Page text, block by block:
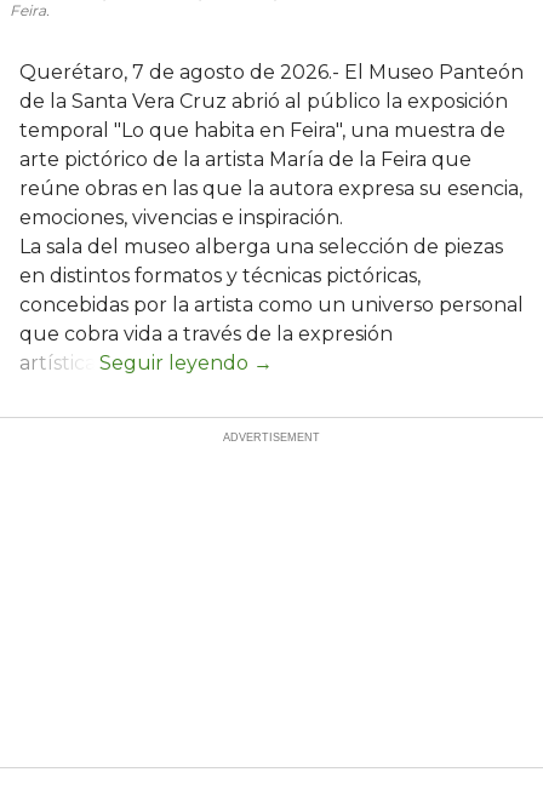
Feira.
Querétaro, 7 de agosto de 2026.- El Museo Panteón
de la Santa Vera Cruz abrió al público la exposición
temporal "Lo que habita en Feira", una muestra de
arte pictórico de la artista María de la Feira que
reúne obras en las que la autora expresa su esencia,
emociones, vivencias e inspiración.
La sala del museo alberga una selección de piezas
en distintos formatos y técnicas pictóricas,
concebidas por la artista como un universo personal
que cobra vida a través de la expresión
artística.